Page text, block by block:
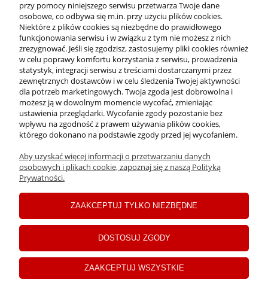
O NAS
INFORMACJE
PŁATNOŚCI I DOSTAWA
MOJE KONTO
Copyrights ©2024 Drogerie Jawa
Sklep internetowy Shoper Premium
przy pomocy niniejszego serwisu przetwarza Twoje dane
osobowe, co odbywa się m.in. przy użyciu plików cookies.
Niektóre z plików cookies są niezbędne do prawidłowego
funkcjonowania serwisu i w związku z tym nie możesz z nich
zrezygnować. Jeśli się zgodzisz, zastosujemy pliki cookies również
w celu poprawy komfortu korzystania z serwisu, prowadzenia
statystyk, integracji serwisu z treściami dostarczanymi przez
zewnętrznych dostawców i w celu śledzenia Twojej aktywności
dla potrzeb marketingowych. Twoja zgoda jest dobrowolna i
możesz ją w dowolnym momencie wycofać, zmieniając
ustawienia przeglądarki. Wycofanie zgody pozostanie bez
wpływu na zgodność z prawem używania plików cookies,
którego dokonano na podstawie zgody przed jej wycofaniem.
Aby uzyskać więcej informacji o przetwarzaniu danych
osobowych i plikach cookie, zapoznaj się z naszą Polityką
Prywatności.
ZAAKCEPTUJ TYLKO NIEZBĘDNE
DOSTOSUJ ZGODY
ZAAKCEPTUJ WSZYSTKIE